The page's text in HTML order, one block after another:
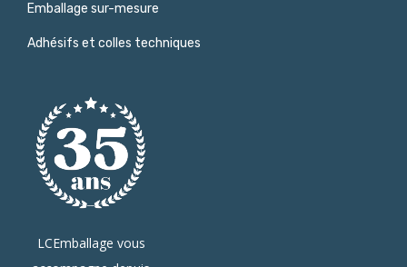
Emballage sur-mesure
Adhésifs et colles techniques
LCEmballage vous